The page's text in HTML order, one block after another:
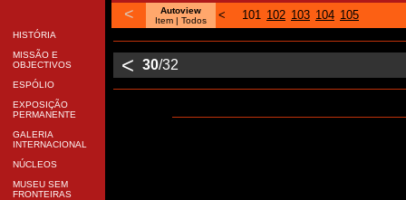
HISTÓRIA
MISSÃO E
OBJECTIVOS
ESPÓLIO
EXPOSIÇÃO
PERMANENTE
GALERIA
INTERNACIONAL
NÚCLEOS
MUSEU SEM
FRONTEIRAS
<
Autoview
Item | Todos < 101 102 103 104 105
< 30/32